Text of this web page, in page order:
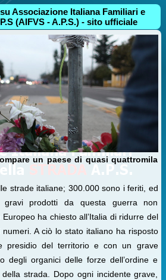
Associazione Italiana Familiari e
(AIFVS - A.P.S.) - sito ufficiale
un paese di quasi quattromila
strade italiane; 300.000 sono i feriti, ed
prodotti da questa guerra non
ha chiesto all’Italia di ridurre del
A ciò lo stato italiano ha risposto
presidio del territorio e con un grave
degli organici delle forze dell’ordine e
strada. Dopo ogni incidente grave,